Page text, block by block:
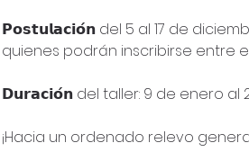
𝗣𝗼𝘀𝘁𝘂𝗹𝗮𝗰𝗶𝗼́𝗻 del 5 al 17 de
quienes podrán inscribirse entre
𝗗𝘂𝗿𝗮𝗰𝗶𝗼́𝗻 del taller: 9 de enero al
¡Hacia un ordenado relevo